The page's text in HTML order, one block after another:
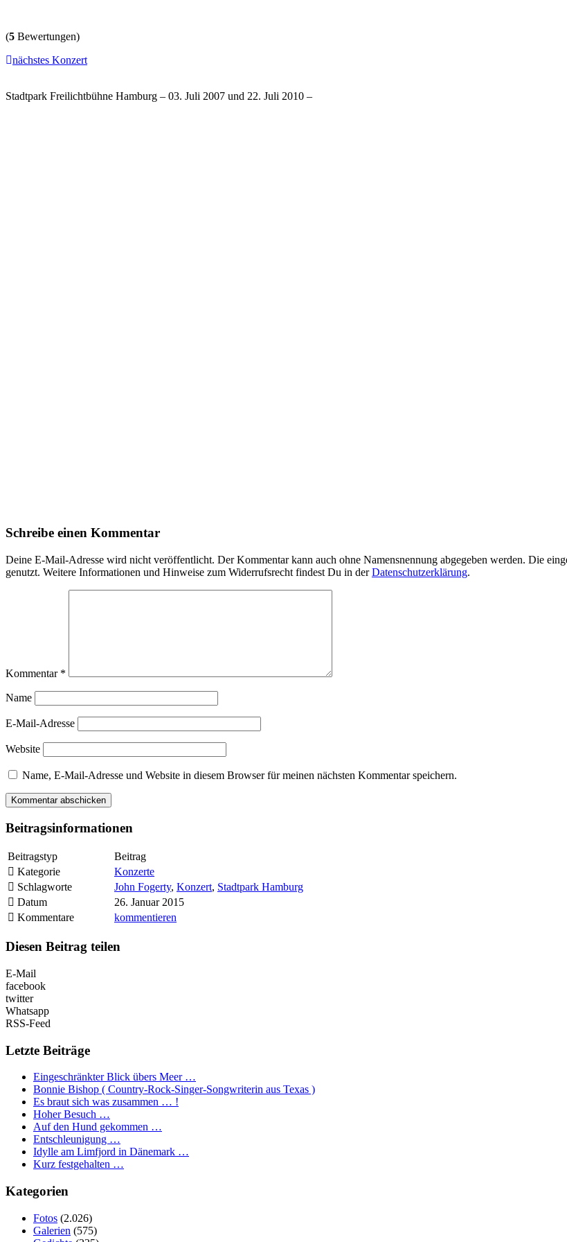
(5 Bewertungen)
nächstes Konzert
Stadtpark Freilichtbühne Hamburg – 03. Juli 2007 und 22. Juli 2010 –
Schreibe einen Kommentar
Deine E-Mail-Adresse wird nicht veröffentlicht. Der Kommentar kann auch ohne Namensnennung abgegeben werden. Die
genutzt. Weitere Informationen und Hinweise zum Widerrufsrecht findest Du in derDatenschutzerklärung.
Kommentar *
Name
E-Mail-Adresse
Website
Name, E-Mail-Adresse und Website in diesem Browser für meinen nächsten Kommentar speichern.
Beitragsinformationen
Beitragstyp
Beitrag
Kategorie
Konzerte
Schlagworte
John Fogerty, Konzert, Stadtpark Hamburg
Datum
26. Januar 2015
Kommentare
kommentieren
Diesen Beitrag teilen
E-Mail
facebook
twitter
Whatsapp
RSS-Feed
Letzte Beiträge
Eingeschränkter Blick übers Meer …
Bonnie Bishop ( Country-Rock-Singer-Songwriterin aus Texas )
Es braut sich was zusammen … !
Hoher Besuch …
Auf den Hund gekommen …
Entschleunigung …
Idylle am Limfjord in Dänemark …
Kurz festgehalten …
Kategorien
Fotos (2.026)
Galerien (575)